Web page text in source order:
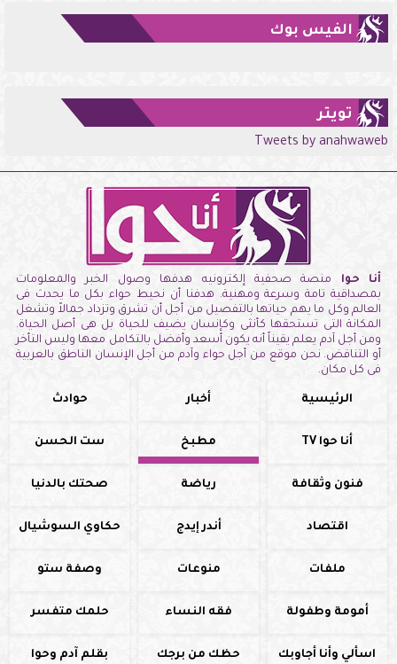
الفيس بوك
تويتر
Tweets by anahwaweb
أنا حوا منصة صحفية إلكترونيه هدفها وصول الخبر والمعلومات
بمصداقية تامة وسرعة ومهنية. هدفنا أن نحيط حواء بكل ما يحدث فى
العالم وكل ما يهم حياتها بالتفصيل من أجل أن تشرق وتزداد جمالاً وتشغل
المكانة التى تستحقها كأنثى وكإنسان يضيف للحياة بل هى أصل الحياة.
ومن أجل آدم يعلم يقيناً أنه يكون أسعد وأفضل بالتكامل معها وليس التأخر
أو التناقض. نحن موقع من أجل حواء وآدم من أجل الإنسان الناطق بالعربية
فى كل مكان.
الرئيسية أخبار حوادث
أنا حوا TV مطبخ ست الحسن
فنون وثقافة رياضة صحتك بالدنيا
اقتصاد أندر إيدج حكاوي السوشيال
ملفات منوعات وصفة ستو
أمومة وطفولة فقه النساء حلمك متفسر
اسألي وأنا أجاوبك حظك من برجك بقلم آدم وحوا